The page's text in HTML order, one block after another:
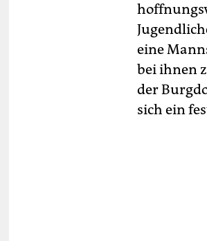
eine
bei ihnen
der
sich ein